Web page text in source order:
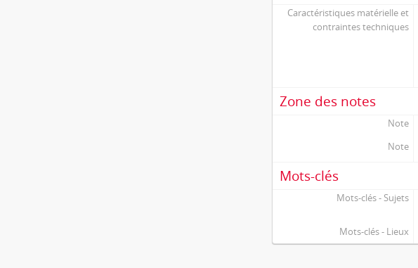
Caractéristiques matérielle et
contraintes techniques
Zone des notes
Note
Note
Mots-clés
Mots-clés - Sujets
Mots-clés - Lieux